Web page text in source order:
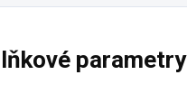
parametry